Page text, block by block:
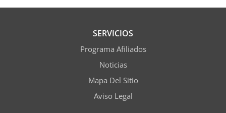
SERVICIOS
Programa Afiliados
Noticias
Mapa Del Sitio
Aviso Legal